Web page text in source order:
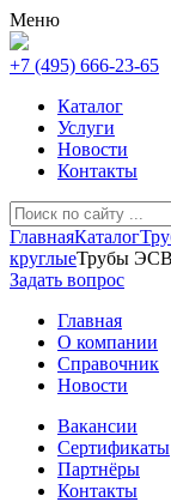
Меню
+7 (495) 666-23-65
Каталог
Услуги
Новости
Контакты
ГлавнаяКаталог
круглыеТрубы
Задать вопрос
Главная
О компании
Справочник
Новости
Вакансии
Сертификаты
Партнёры
Контакты